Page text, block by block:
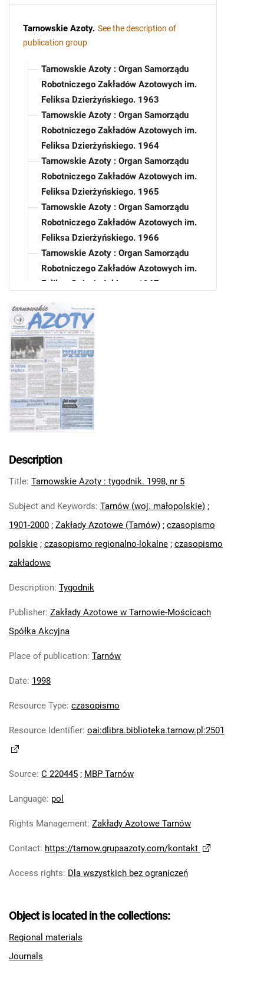
Tarnowskie Azoty. See the description of
publication group
Tarnowskie Azoty : Organ Samorządu
Robotniczego Zakładów Azotowych im.
Feliksa Dzierżyńskiego. 1963
Tarnowskie Azoty : Organ Samorządu
Robotniczego Zakładów Azotowych im.
Feliksa Dzierżyńskiego. 1964
Tarnowskie Azoty : Organ Samorządu
Robotniczego Zakładów Azotowych im.
Feliksa Dzierżyńskiego. 1965
Tarnowskie Azoty : Organ Samorządu
Robotniczego Zakładów Azotowych im.
Feliksa Dzierżyńskiego. 1966
Tarnowskie Azoty : Organ Samorządu
Robotniczego Zakładów Azotowych im.
Feliksa Dzierżyńskiego. 1967
Robotniczego Zakładów Azotowych im.
Feliksa Dzierżyńskiego. 1968
Tarnowskie Azoty : Organ Samorządu
Robotniczego Zakładów Azotowych im.
Feliksa Dzierżyńskiego. 1969
Tarnowskie Azoty : Organ Samorządu
Robotniczego Zakładów Azotowych im.
Feliksa Dzierżyńskiego. 1970
Robotniczego Zakładów Azotowych im.
Tarnowskie Azoty : Organ Samorządu
Feliksa Dzierżyńskiego. 1972
Tarnowskie Azoty : Organ Samorządu
Robotniczego Zakładów Azotowych im.
Feliksa Dzierżyńskiego. 1974
Robotniczego Zakładów Azotowych im.
Feliksa Dzierżyńskiego. 1975
Robotniczego Zakładów Azotowych im.
Feliksa Dzierżyńskiego. 1976
Robotniczego Zakładów Azotowych im.
Tarnowskie Azoty : Organ Samorządu
Robotniczego Zakładów Azotowych im.
Robotniczego Zakładów Azotowych im.
Tarnowskie Azoty : Organ Samorządu
Robotniczego Zakładów Azotowych im.
Tarnowskie Azoty : Organ Samorządu
Robotniczego Zakładów Azotowych im.
Azotowych im. Feliksa Dzierżyńskiego w
Tarnowskie Azoty : tygodnik Zakładów
Azotowych im. Feliksa Dzierżyńskiego w
Description
Title: Tarnowskie Azoty : tygodnik. 1998, nr 5
Subject and Keywords: Tarnów (woj. małopolskie) ;
1901-2000 ; Zakłady Azotowe (Tarnów) ; czasopismo
polskie ; czasopismo regionalno-lokalne ; czasopismo
zakładowe
Description: Tygodnik
Publisher: Zakłady Azotowe w Tarnowie-Mościcach
Spółka Akcyjna
Place of publication: Tarnów
Date: 1998
Resource Type: czasopismo
Resource Identifier: oai:dlibra.biblioteka.tarnow.pl:2501
Source: C 220445 ; MBP Tarnów
Language: pol
Rights Management: Zakłady Azotowe Tarnów
Contact: https://tarnow.grupaazoty.com/kontakt
Access rights: Dla wszystkich bez ograniczeń
Object is located in the collections:
Regional materials
Journals